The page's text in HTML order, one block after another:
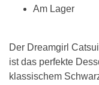
Am Lager
Der Dreamgirl
ist das perfekte
klassischem